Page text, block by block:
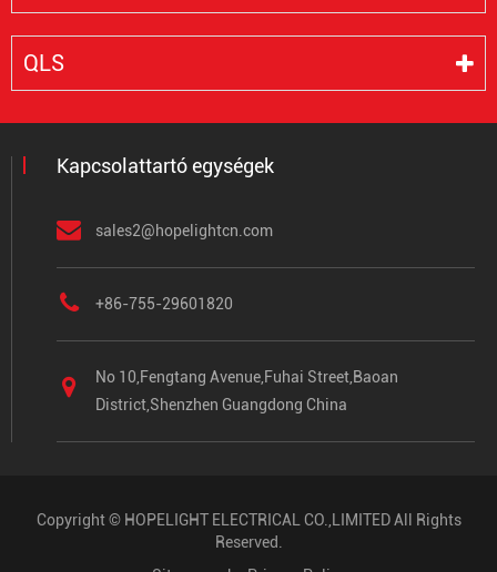
QLS
Kapcsolattartó egységek
sales2@hopelightcn.com
+86-755-29601820
No 10,Fengtang Avenue,Fuhai Street,Baoan
District,Shenzhen Guangdong China
Copyright © HOPELIGHT ELECTRICAL CO.,LIMITEDAll Rights
Reserved.